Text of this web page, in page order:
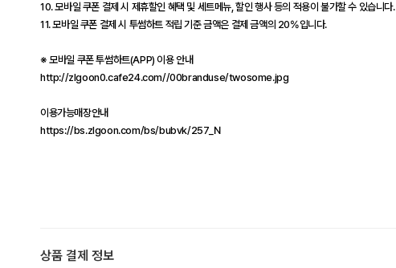
10. 모바일 쿠폰 결제 시 제휴할인 혜택 및 세트메뉴, 할인 행사 등의 적용이 불가할 수 있습니다.
11. 모바일 쿠폰 결제 시 투썸하트 적립 기준 금액은 결제 금액의 20%입니다.
※ 모바일 쿠폰 투썸하트(APP) 이용 안내
http://zlgoon0.cafe24.com//00branduse/twosome.jpg
이용가능매장안내
https://bs.zlgoon.com/bs/bubvk/257_N
상품 결제 정보